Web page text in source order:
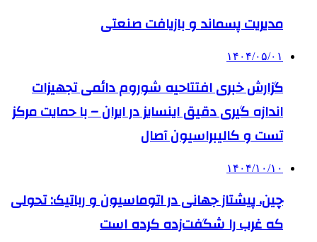
مدیریت پسماند و بازیافت صنعتی
۱۴۰۴/۰۵/۰۱
گزارش خبری افتتاحیه شوروم دائمی تجهیزات
اندازه گیری دقیق اینسایز در ایران – با حمایت مرکز
تست و کالیبراسیون آصال
۱۴۰۴/۱۰/۱۰
چین، پیشتاز جهانی در اتوماسیون و رباتیک: تحولی
که غرب را شگفت‌زده کرده است